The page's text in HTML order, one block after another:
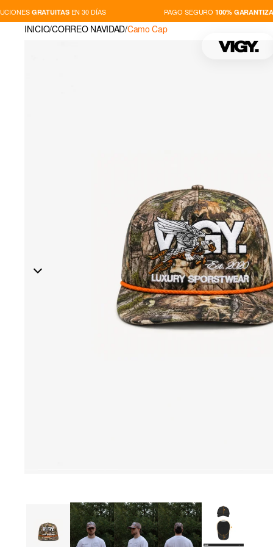
GRATUITASEN 30 DÍAS PAGO SEGURO100%
SI · € — ESLOVENIA
ES · € — ESPAÑA
INICIO/CORREO NAVIDAD/Camo Cap